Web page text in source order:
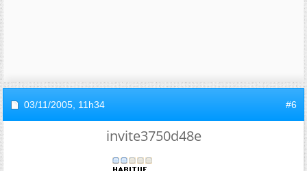
03/11/2005, 11h34 #6
invite3750d48e